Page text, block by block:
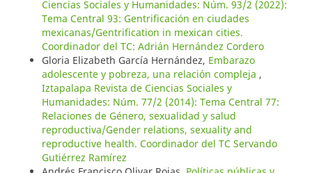
Ciencias Sociales y Humanidades: Núm. 93/2 (2022):
Tema Central 93: Gentrificación en ciudades
mexicanas/Gentrification in mexican cities.
Coordinador del TC: Adrián Hernández Cordero
Gloria Elizabeth García Hernández, Embarazo
adolescente y pobreza, una relación compleja ,
Iztapalapa Revista de Ciencias Sociales y
Humanidades: Núm. 77/2 (2014): Tema Central 77:
Relaciones de Género, sexualidad y salud
reproductiva/Gender relations, sexuality and
reproductive health. Coordinador del TC Servando
Gutiérrez Ramírez